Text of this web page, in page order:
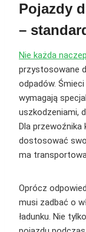
Pojazdy
–
Nie każda
przystosowane
odpadów.
wymagają
uszkodzeniami,
Dla
dostosować
ma
Oprócz
musi zadbać o
ładunku. Nie